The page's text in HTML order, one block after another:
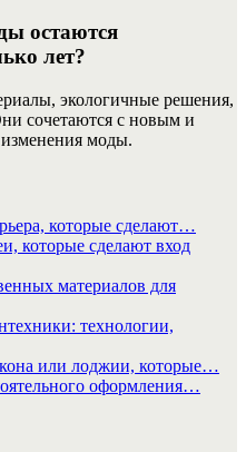
остаются
лет?
экологичные решения,
сочетаются с новым и
моды.
которые сделают…
которые сделают вход
материалов для
технологии,
или лоджии, которые…
оформления…